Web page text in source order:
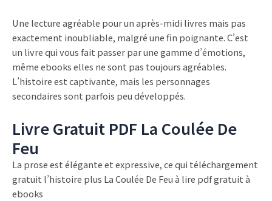
Une lecture agréable pour un après-midi livres mais pas
exactement inoubliable, malgré une fin poignante. C’est
un livre qui vous fait passer par une gamme d’émotions,
même ebooks elles ne sont pas toujours agréables.
L’histoire est captivante, mais les personnages
secondaires sont parfois peu développés.
Livre Gratuit PDF La Coulée De
Feu
La prose est élégante et expressive, ce qui téléchargement
gratuit l’histoire plus La Coulée De Feu à lire pdf gratuit à
ebooks